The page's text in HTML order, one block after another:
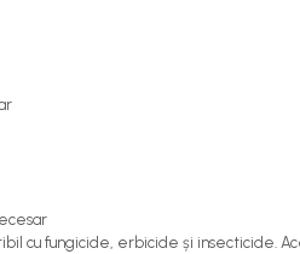
cu fungicide, erbicide și insecticide.